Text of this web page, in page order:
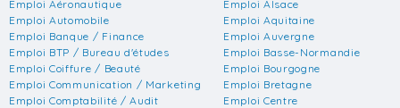
Emploi Aéronautique
Emploi Automobile
Emploi Banque / Finance
Emploi BTP / Bureau d'études
Emploi Coiffure / Beauté
Emploi Communication / Marketing
Emploi Comptabilité / Audit
Emploi Alsace
Emploi Aquitaine
Emploi Auvergne
Emploi Basse-Normandie
Emploi Bourgogne
Emploi Bretagne
Emploi Centre